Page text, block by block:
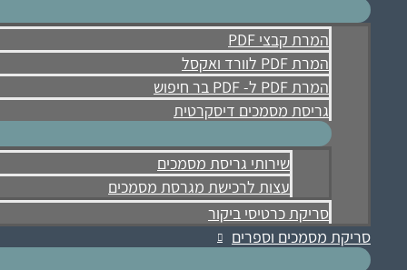
המרת קבצי PDF
המרת PDF לוורד ואקסל
המרת PDF ל- PDF בר חיפוש
גריסת מסמכים דיסקרטית
שירותי גריסת מסמכים
עצות לרכישת מגרסת מסמכים
סריקת כרטיסי ביקור
סריקת מסמכים וספרים